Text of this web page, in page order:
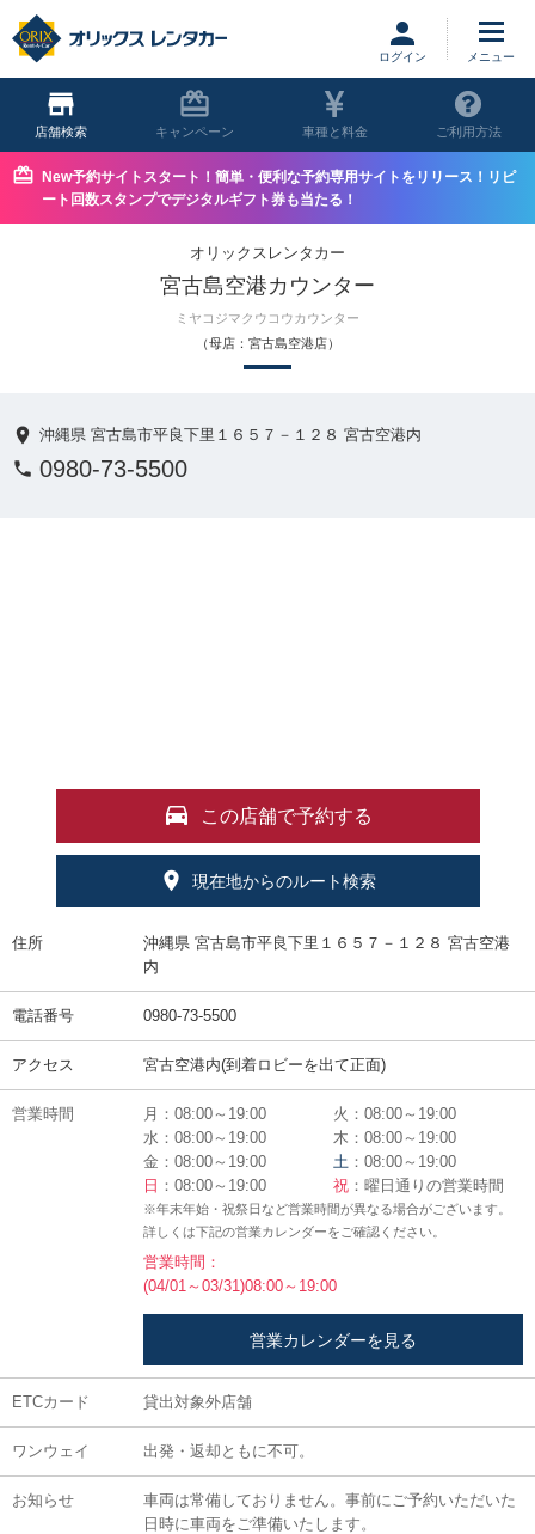
ログイン
店舗 キャンペーン 車種と料金 ご利用方法
New予約サイトスタート！簡単・便利な予約専用サイトをリリース！リピ
ート回数スタンプでデジタルギフト券も当たる！
オリックスレンタカー
宮古島空港カウンター
ミヤコジマクウコウカウンター
（母店：宮古島空港店）
沖縄県 宮古島市平良下里１６５７－１２８ 宮古空港内
0980-73-5500
この店舗で予約する
現在地からのルート検索
住所
沖縄県 宮古島市平良下里１６５７－１２８ 宮古空港
内
電話番号 0980-73-5500
アクセス 宮古空港内(到着ロビーを出て正面)
営業時間 月：08:00～19:00
火：08:00～19:00
水：08:00～19:00
木：08:00～19:00
金：08:00～19:00
土 ：08:00～19:00
日 ：08:00～19:00 祝 ：曜日通りの営業時間
※年末年始・祝祭日など営業時間が異なる場合がございます。
詳しくは下記の営業カレンダーをご確認ください。
営業時間：
(04/01～03/31)08:00～19:00
営業カレンダーを見る
ETCカード 貸出対象外店舗
ワンウェイ 出発・返却ともに不可。
お知らせ
車両は常備しておりません。事前にご予約いただいた
日時に車両をご準備いたします。